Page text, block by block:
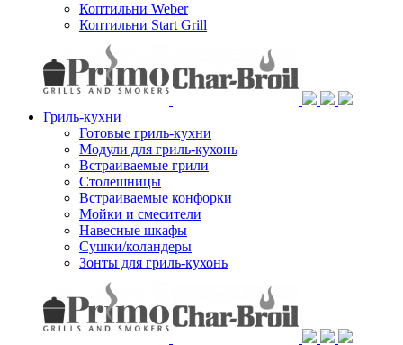
Коптильни Weber
Коптильни Start Grill
Гриль-кухни
Готовые гриль-кухни
Модули для гриль-кухонь
Встраиваемые грили
Столешницы
Встраиваемые конфорки
Мойки и смесители
Навесные шкафы
Сушки/коландеры
Зонты для гриль-кухонь